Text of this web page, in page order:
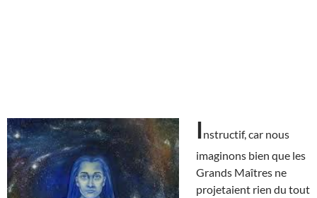
Instructif, car nous
imaginons bien que les
Grands Maîtres ne
projetaient rien du tout